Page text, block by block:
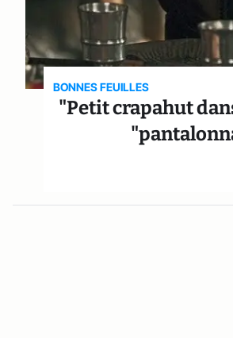
BONNES FEUILLES
"Petit crapahut